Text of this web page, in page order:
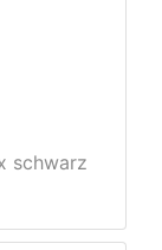
schwarz